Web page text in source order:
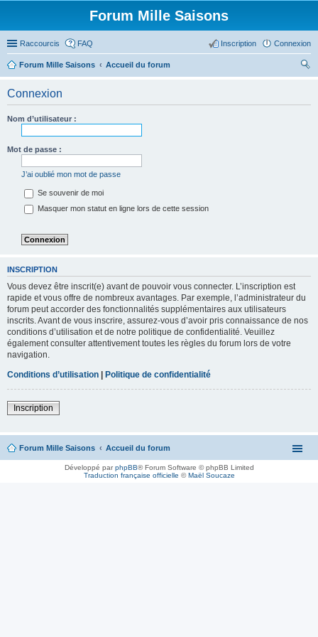
Forum Mille Saisons
Raccourcis FAQ Connexion
Inscription
Forum Mille Saisons
Accueil du forum
Connexion
Nom d’utilisateur :
Mot de passe :
J’ai oublié mon mot de passe
Se souvenir de moi
Masquer mon statut en ligne lors de cette session
INSCRIPTION
Vous devez être inscrit(e) avant de pouvoir vous connecter. L’inscription est
rapide et vous offre de nombreux avantages. Par exemple, l’administrateur du
forum peut accorder des fonctionnalités supplémentaires aux utilisateurs
inscrits. Avant de vous inscrire, assurez-vous d’avoir pris connaissance de nos
conditions d’utilisation et de notre politique de confidentialité. Veuillez
également consulter attentivement toutes les règles du forum lors de votre
navigation.
Conditions d’utilisation | Politique de confidentialité
Inscription
Forum Mille Saisons Accueil du forum
Développé parphpBB® Forum Software © phpBB Limited
Traduction française officielle ©Maël Soucaze